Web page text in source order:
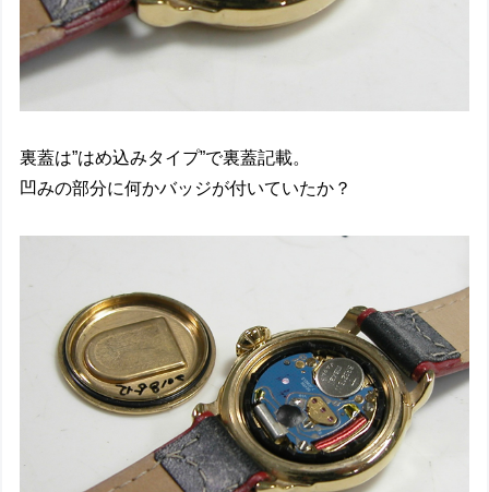
裏蓋は”はめ込みタイプ”で裏蓋記載。
凹みの部分に何かバッジが付いていたか？